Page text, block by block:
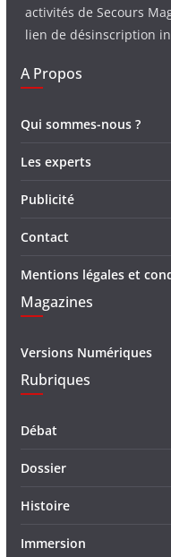
activités de Secours
lien de désinscription
A Propos
Qui sommes-nous ?
Les experts
Publicité
Contact
Mentions légales et
Magazines
Versions Numériques
Rubriques
Débat
Dossier
Histoire
Immersion